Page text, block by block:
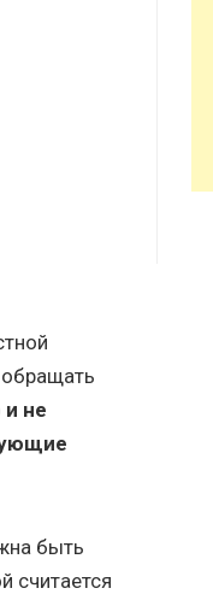
обращать
не
быть
считается